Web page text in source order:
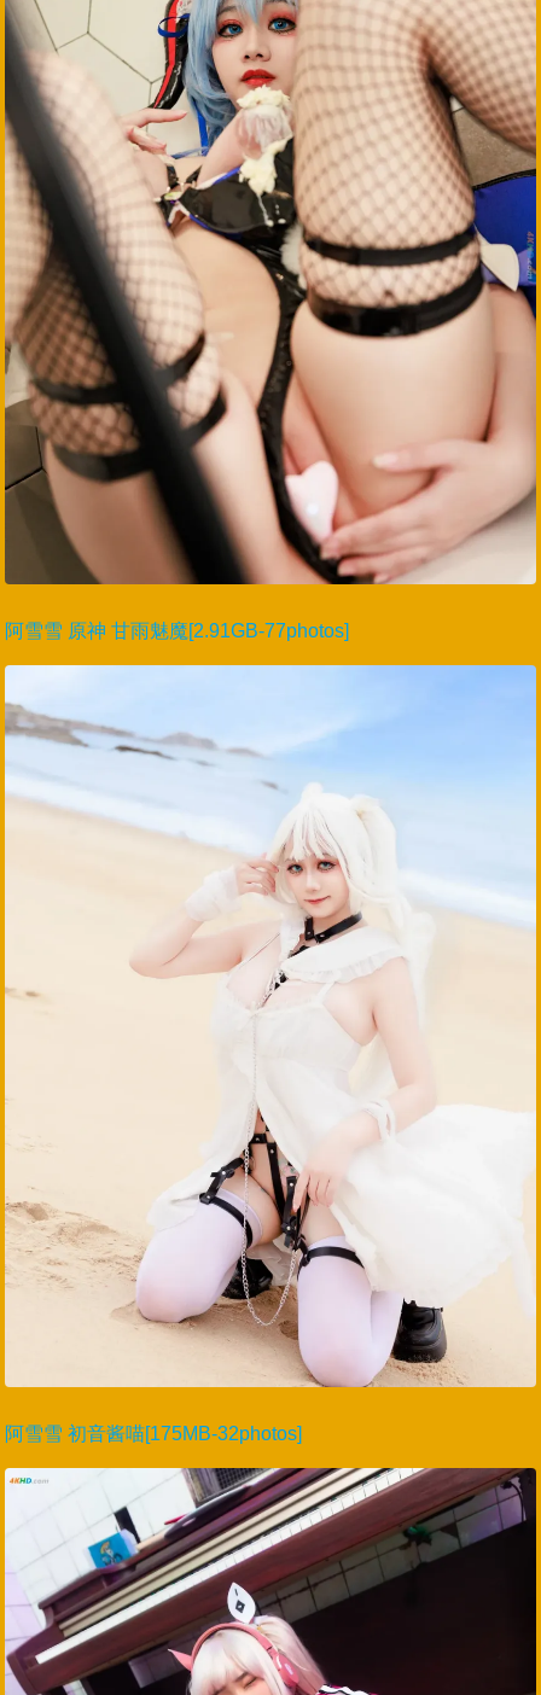
阿雪雪 原神 甘雨魅魔[2.91GB-77photos]
阿雪雪 初音酱喵[175MB-32photos]